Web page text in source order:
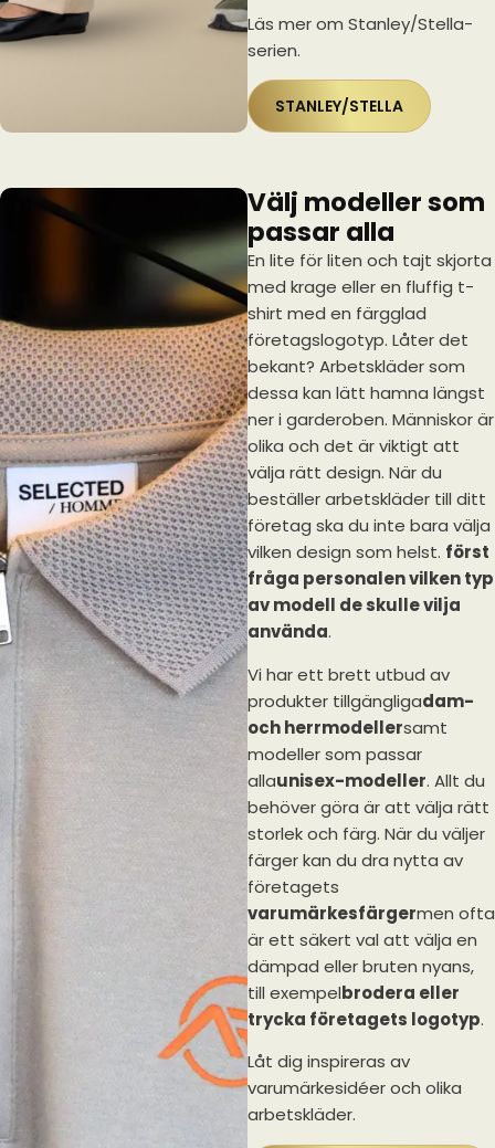
Läs mer om Stanley/Stella-
serien.
STANLEY/STELLA
Välj modeller som
passar alla
En lite för liten och tajt skjorta
med krage eller en fluffig t-
shirt med en färgglad
företagslogotyp. Låter det
bekant? Arbetskläder som
dessa kan lätt hamna längst
ner i garderoben. Människor är
olika och det är viktigt att
välja rätt design. När du
beställer arbetskläder till ditt
företag ska du inte bara välja
vilken design som helst. först
fråga personalen vilken typ
av modell de skulle vilja
använda.
Vi har ett brett utbud av
produkter tillgängligadam-
och herrmodellersamt
modeller som passar
allaunisex-modeller. Allt du
behöver göra är att välja rätt
storlek och färg. När du väljer
färger kan du dra nytta av
företagets
varumärkesfärgermen ofta
är ett säkert val att välja en
dämpad eller bruten nyans,
till exempelbrodera eller
trycka företagets logotyp.
Låt dig inspireras av
varumärkesidéer och olika
arbetskläder.